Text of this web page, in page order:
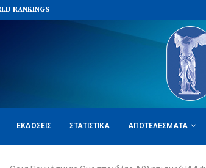
RANKINGS
ΕΚΔΌΣΕΙΣ ΣΤΑΤΙΣΤΙΚΆ ΑΠΟΤΕΛΈΣΜΑΤΑ